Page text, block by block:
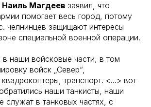
Наиль Магдеев заявил, что
помогает весь город, потому
челнинцев защищают интересы
специальной военной операции.
наши войсковые части, в том
войск „Север“,
транспорт. <...> вот
наши танкисты, наши
служат в танковых частях, с